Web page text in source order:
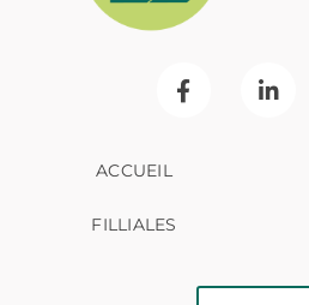
ACCUEIL
FILLIALES